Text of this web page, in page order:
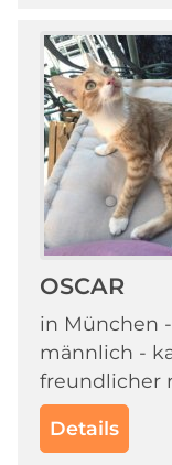
OSCAR
in München -
männlich -
freundlicher
Details